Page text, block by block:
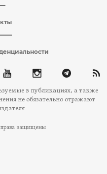
в публикациях, а также
не обязательно отражают
права защищены